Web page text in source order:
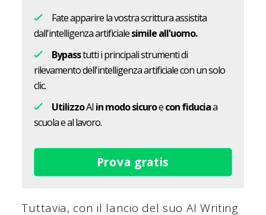
Fate apparire la vostra scrittura assistita
dall'intelligenza artificialesimile all'uomo.
Bypasstutti i principali strumenti di
rilevamento dell'intelligenza artificiale con un solo
clic.
UtilizzoAI in modo sicuroecon fiduciaa
scuola e al lavoro.
Prova gratis
Tuttavia, con il lancio del suo AI Writing